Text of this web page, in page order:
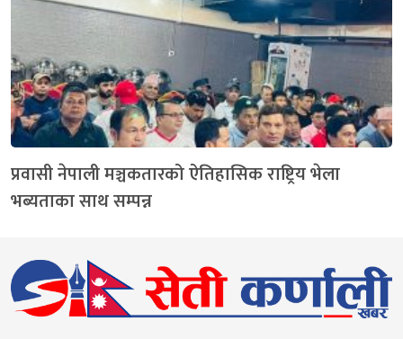
प्रवासी नेपाली मञ्चकतारको ऐतिहासिक राष्ट्रिय भेला
भब्यताका साथ सम्पन्न